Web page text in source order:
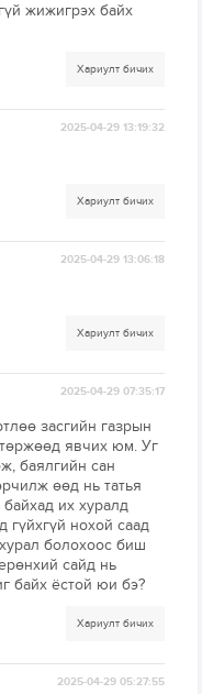
жижигрэх байх
Хариулт бичих
2025-04-29 13:19:32
Хариулт бичих
2025-04-29 13:06:18
Хариулт бичих
2025-04-29 07:35:17
засгийн газрын
явчих юм. Уг
баялгийн сан
өөд нь татья
их хуралд
гүйхгүй нохой саад
болохоос биш
сайд нь
байх ёстой юи бэ?
Хариулт бичих
2025-04-29 05:27:55